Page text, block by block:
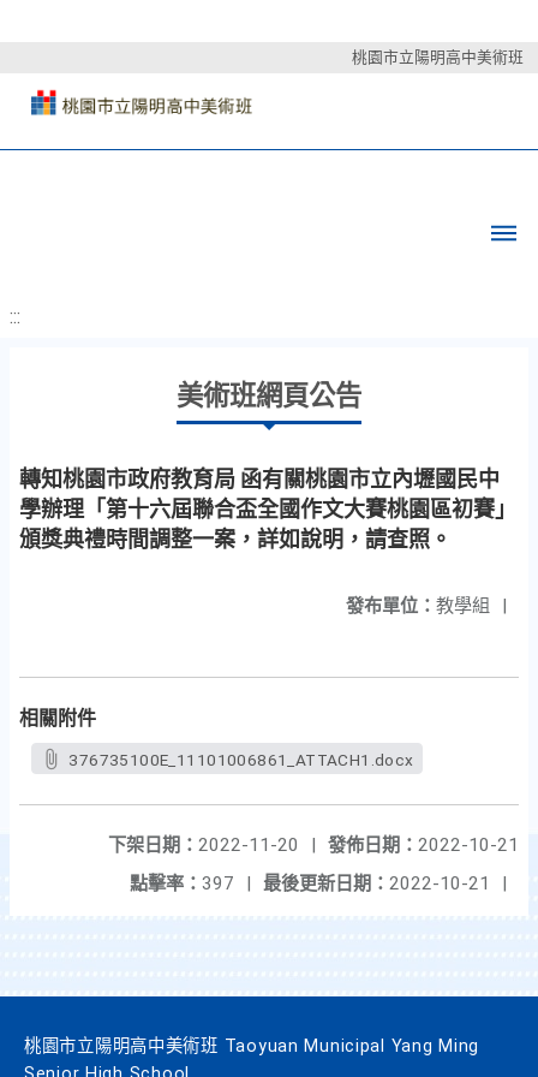
桃園市立陽明高中美術班
:::
美術班網頁公告
轉知桃園市政府教育局 函有關桃園市立內壢國民中
學辦理「第十六屆聯合盃全國作文大賽桃園區初賽」
頒獎典禮時間調整一案，詳如說明，請查照。
發布單位： 教學組 |
相關附件
376735100E_11101006861_ATTACH1.docx
發佈日期： 2022-10-21
下架日期： 2022-11-20
|
最後更新日期： 2022-10-21 |
點擊率： 397 |
桃園市立陽明高中美術班 Taoyuan Municipal Yang Ming